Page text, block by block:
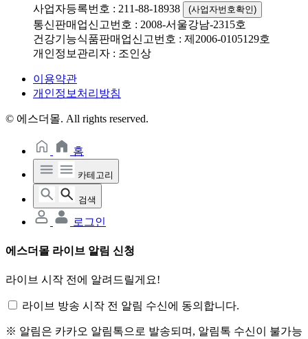
사업자등록번호 : 211-88-18938
(사업자번호확인)
통신판매업신고번호 : 2008-서울강남-2315호
건강기능식품판매업신고번호 : 제2006-0105129호
개인정보관리자 : 조인상
이용약관
개인정보처리방침
© 에스더몰. All rights reserved.
홈
카테고리
검색
로그인
에스더몰 라이브 알림 신청
라이브 시작 전에 알려드릴게요!
라이브 방송 시작 전 알림 수신에 동의합니다.
※ 알림은 카카오 알림톡으로 발송되며, 알림톡 수신이 불가능